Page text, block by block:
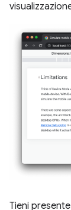
Tieni